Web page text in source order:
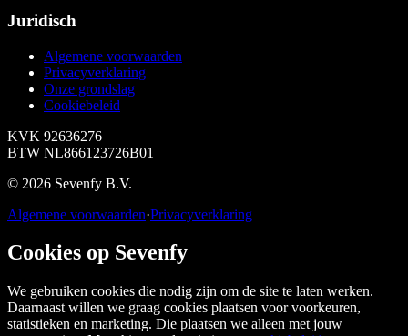
Juridisch
Algemene voorwaarden
Privacyverklaring
Onze grondslag
Cookiebeleid
KVK 92636276
BTW NL866123726B01
© 2026 Sevenfy B.V.
Algemene voorwaarden·Privacyverklaring
Cookies op Sevenfy
We gebruiken cookies die nodig zijn om de site te laten werken.
Daarnaast willen we graag cookies plaatsen voor voorkeuren,
statistieken en marketing. Die plaatsen we alleen met jouw